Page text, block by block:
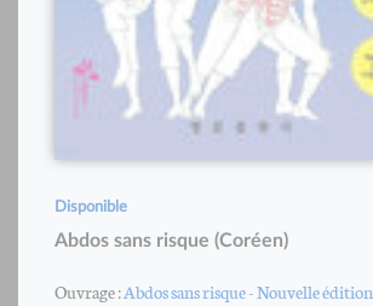
Disponible
Abdos sans risque (Coréen)
Ouvrage :Abdos sans risque - Nouvelle édition